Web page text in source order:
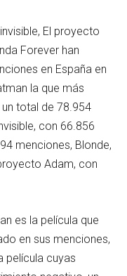
El proyecto
Forever han
en España en
la que más
total de 78.954
con 66.856
menciones, Blonde,
Adam, con
es la película que
en sus menciones,
película cuyas